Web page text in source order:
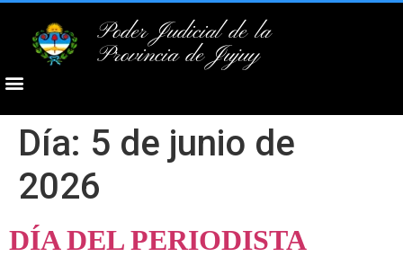
Poder Judicial de la
Provincia de Jujuy
Día: 5 de junio de
2026
DÍA DEL PERIODISTA